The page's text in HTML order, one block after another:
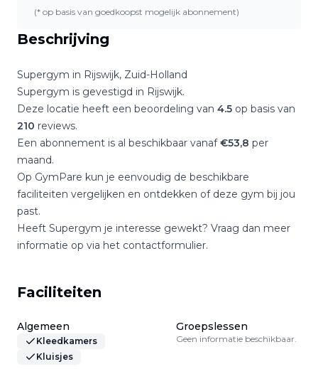
Beschrijving
Supergym in Rijswijk, Zuid-Holland
Supergym is gevestigd in Rijswijk.
Deze locatie heeft een beoordeling van 4.5 op basis van
210 reviews.
Een abonnement is al beschikbaar vanaf€53,8 per
maand.
Op GymPare kun je eenvoudig de beschikbare
faciliteiten vergelijken en ontdekken of deze gym bij jou
past.
Heeft Supergym je interesse gewekt? Vraag dan meer
informatie op via het contactformulier.
Faciliteiten
Algemeen
Kleedkamers
Kluisjes
Groepslessen
Geen informatie beschikbaar.
(* op basis van goedkoopst mogelijk abonnement)